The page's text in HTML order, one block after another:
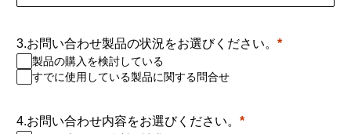
3.お問い合わせ製品の状況をお選びください。
製品の購入を検討している
すでに使用している製品に関する問合せ
4.お問い合わせ内容をお選びください。